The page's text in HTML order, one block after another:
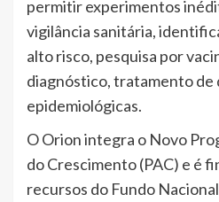
permitir experimentos
vigilância sanitária,
alto risco, pesquisa por
diagnóstico, tratamento de
epidemiológicas.
O Orion integra o Novo
do Crescimento (PAC) e é
recursos do Fundo